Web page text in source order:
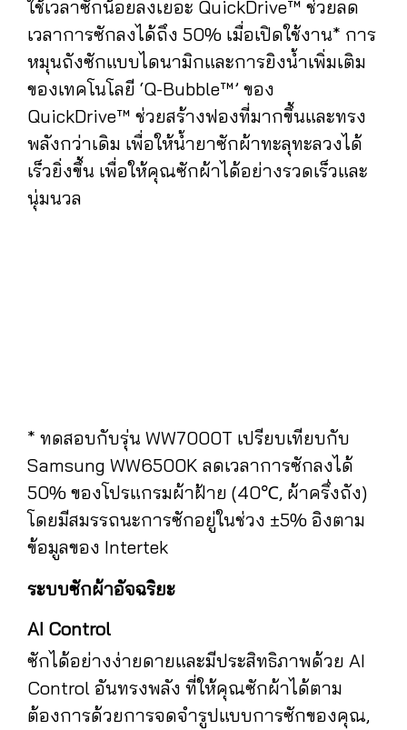
ใช้เวลาซักน้อยลงเยอะ QuickDrive™ ช่วยลด
เวลาการซักลงได้ถึง 50% เมื่อเปิดใช้งาน* การ
หมุนถังซักแบบไดนามิกและการยิงน้ำเพิ่มเติม
ของเทคโนโลยี ‘Q-Bubble™’ ของ
QuickDrive™ ช่วยสร้างฟองที่มากขึ้นและทรง
พลังกว่าเดิม เพื่อให้น้ำยาซักผ้าทะลุทะลวงได้
เร็วยิ่งขึ้น เพื่อให้คุณซักผ้าได้อย่างรวดเร็วและ
นุ่มนวล
* ทดสอบกับรุ่น WW7000T เปรียบเทียบกับ
Samsung WW6500K ลดเวลาการซักลงได้
50% ของโปรแกรมผ้าฝ้าย (40℃, ผ้าครึ่งถัง)
โดยมีสมรรถนะการซักอยู่ในช่วง ±5% อิงตาม
ข้อมูลของ Intertek
ระบบซักผ้าอัจฉริยะ
AI Control
ซักได้อย่างง่ายดายและมีประสิทธิภาพด้วย AI
Control อันทรงพลัง ที่ให้คุณซักผ้าได้ตาม
ต้องการด้วยการจดจำรูปแบบการซักของคุณ,